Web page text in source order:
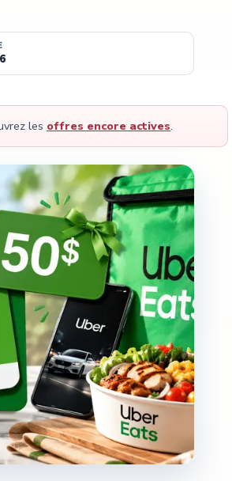
les offres encore actives.